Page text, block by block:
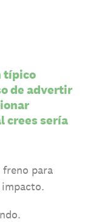
típico
de advertir
crees sería
freno para